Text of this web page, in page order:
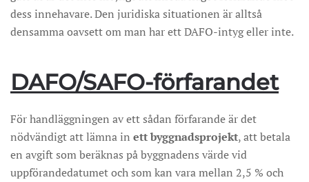
dess innehavare. Den juridiska situationen är alltså
densamma oavsett om man har ett DAFO-intyg eller inte.
DAFO/SAFO-förfarandet
För handläggningen av ett sådan förfarande är det
nödvändigt att lämna in ett byggnadsprojekt, att betala
en avgift som beräknas på byggnadens värde vid
uppförandedatumet och som kan vara mellan 2,5 % och